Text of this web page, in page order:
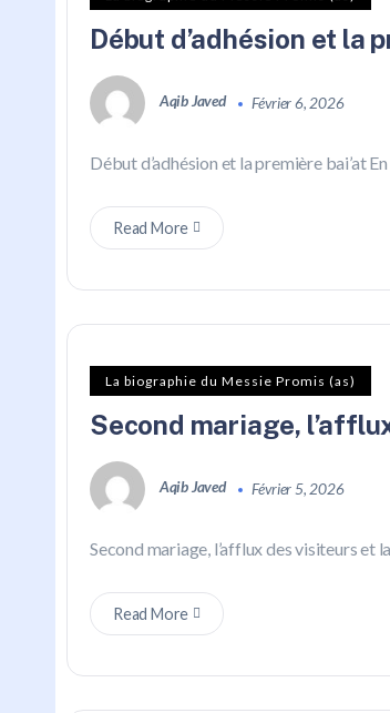
Début d’adhésion et la
Aqib Javed Février 6, 2026
Début d’adhésion et la première bai’at
Read More
La biographie du Messie Promis (as)
Second mariage,
Aqib Javed Février 5, 2026
Second mariage, l’afflux des visiteurs et
Read More